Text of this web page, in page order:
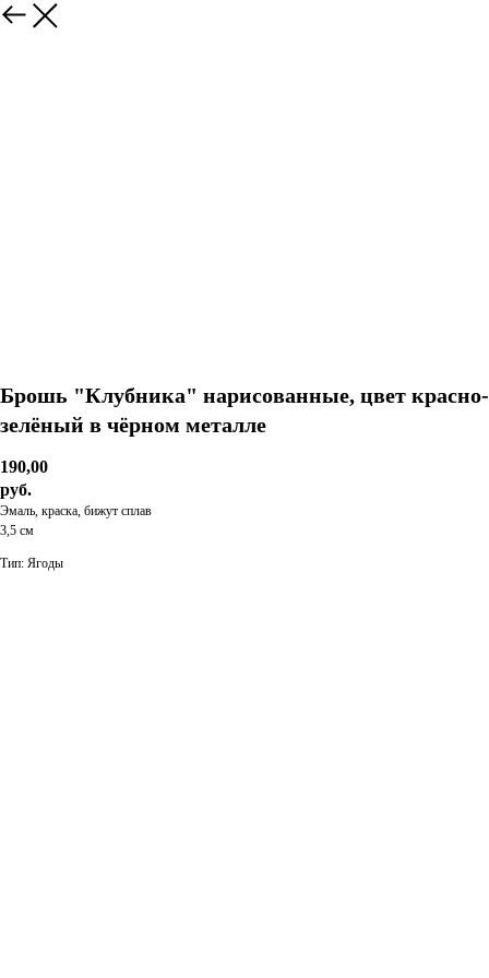
Брошь "Клубника" нарисованные, цвет красно-
зелёный в чёрном металле
190,00
руб.
Эмаль, краска, бижут сплав
3,5 см
Тип: Ягоды